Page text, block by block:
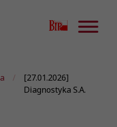
[27.01.2026]
Diagnostyka S.A.